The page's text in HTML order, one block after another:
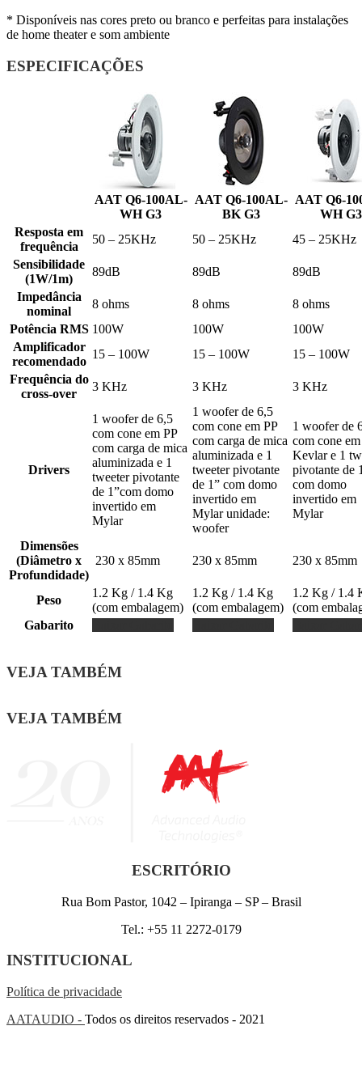
* Disponíveis nas cores preto ou branco e perfeitas para instalações
de home theater e som ambiente
ESPECIFICAÇÕES
AAT Q6-100AL-
WH G3
AAT Q6-100AL-
BK G3
AAT Q6-
WH G3
Resposta em
frequência
50 – 25KHz 50 – 25KHz
45 – 25KHz
Sensibilidade
(1W/1m)
89dB 89dB
89dB
Impedância
nominal
8 ohms 8 ohms
8 ohms
Potência RMS 100W 100W
100W
Amplificador
recomendado
15 – 100W 15 – 100W
15 – 100W
Frequência do
cross-over
3 KHz 3 KHz 3 KHz
Drivers
1 woofer de 6,5
com cone em PP
com carga de mica
aluminizada e 1
tweeter pivotante
de 1”com domo
invertido em
Mylar
1 woofer de 6,5
com cone em PP
com carga de mica
aluminizada e 1
tweeter pivotante
de 1” com domo
invertido em
Mylar unidade:
woofer
1 woofer de
com cone em
Kevlar e 1
pivotante de
com domo
invertido em
Mylar
Dimensões
(Diâmetro x
Profundidade)
230 x 85mm 230 x 85mm 230 x 85mm
Peso
1.2 Kg / 1.4 Kg
(com embalagem)
1.2 Kg / 1.4 Kg
(com embalagem)
1.2 Kg / 1.4
(com
Gabarito
VEJA TAMBÉM
VEJA TAMBÉM
ESCRITÓRIO
Rua Bom Pastor, 1042 – Ipiranga – SP – Brasil
Tel.: +55 11 2272-0179
INSTITUCIONAL
Política de privacidade
AATAUDIO - Todos os direitos reservados - 2021